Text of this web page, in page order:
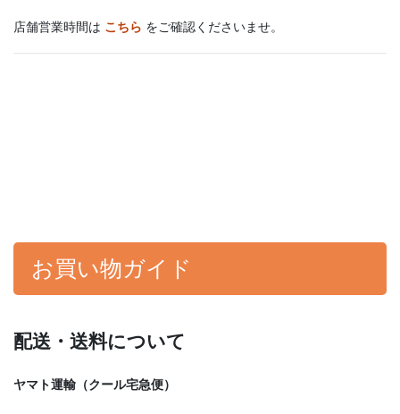
店舗営業時間は こちら をご確認くださいませ。
お買い物ガイド
配送・送料について
ヤマト運輸（クール宅急便）